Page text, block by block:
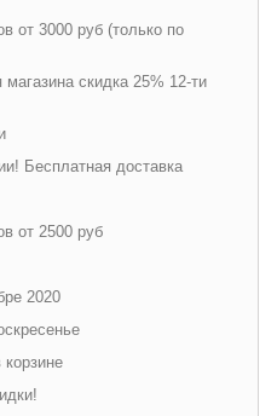
от 3000 руб (только по
скидка 25% 12-ти
Бесплатная доставка
от 2500 руб
2020